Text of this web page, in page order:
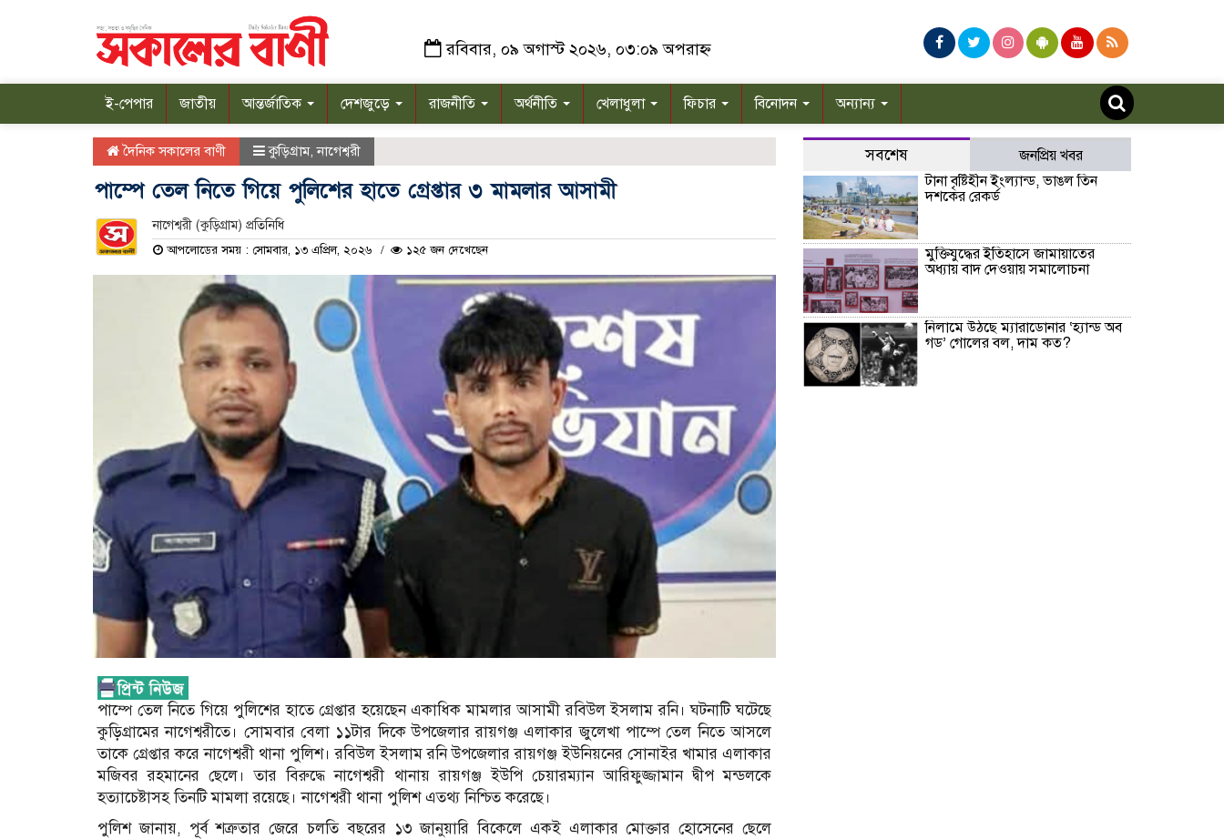
রবিবার, ০৯ অগাস্ট ২০২৬, ০৩:০৯ অপরাহ্ন
ই-পেপার জাতীয় আন্তর্জাতিক দেশজুড়ে রাজনীতি অর্থনীতি খেলাধুলা ফিচার বিনোদন অন্যান্য
দৈনিক সকালের বাণী কুড়িগ্রাম,নাগেশ্বরী
পাম্পে তেল নিতে গিয়ে পুলিশের হাতে গ্রেপ্তার ৩ মামলার আসামী
নাগেশ্বরী (কুড়িগ্রাম) প্রতিনিধি
আপলোডের সময় : সোমবার, ১৩ এপ্রিল, ২০২৬ ১২৫ জন দেখেছেন
পাম্পে তেল নিতে গিয়ে পুলিশের হাতে গ্রেপ্তার হয়েছেন একাধিক মামলার আসামী রবিউল ইসলাম রনি। ঘটনাটি ঘটেছে
কুড়িগ্রামের নাগেশ্বরীতে। সোমবার বেলা ১১টার দিকে উপজেলার রায়গঞ্জ এলাকার জুলেখা পাম্পে তেল নিতে আসলে
তাকে গ্রেপ্তার করে নাগেশ্বরী থানা পুলিশ। রবিউল ইসলাম রনি উপজেলার রায়গঞ্জ ইউনিয়নের সোনাইর খামার এলাকার
মজিবর রহমানের ছেলে। তার বিরুদ্ধে নাগেশ্বরী থানায় রায়গঞ্জ ইউপি চেয়ারম্যান আরিফুজ্জামান দ্বীপ মন্ডলকে
হত্যাচেষ্টাসহ তিনটি মামলা রয়েছে। নাগেশ্বরী থানা পুলিশ এতথ্য নিশ্চিত করেছে।
পুলিশ জানায়, পূর্ব শত্রুতার জেরে চলতি বছরের ১৩ জানুয়ারি বিকেলে একই এলাকার মোক্তার হোসেনের ছেলে
সবশেষ
জনপ্রিয় খবর
টানা বৃষ্টিহীন ইংল্যান্ড, ভাঙল তিন
দশকের রেকর্ড
মুক্তিযুদ্ধের ইতিহাসে জামায়াতের
অধ্যায় বাদ দেওয়ায় সমালোচনা
নিলামে উঠছে ম্যারাডোনার ‘হ্যান্ড অব
গড’ গোলের বল, দাম কত?